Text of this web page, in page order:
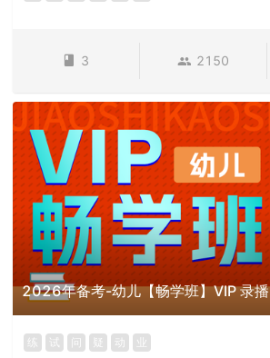
3 2150
2026年备考-幼儿【畅学班】VIP 录播
练 试 问 疑 动 业